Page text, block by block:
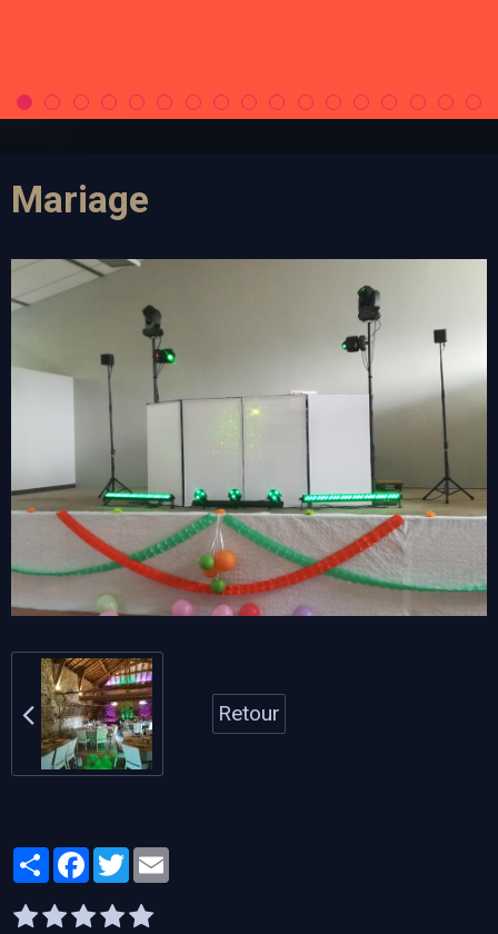
Mariage
Retour
PartagerFacebook
Twitter